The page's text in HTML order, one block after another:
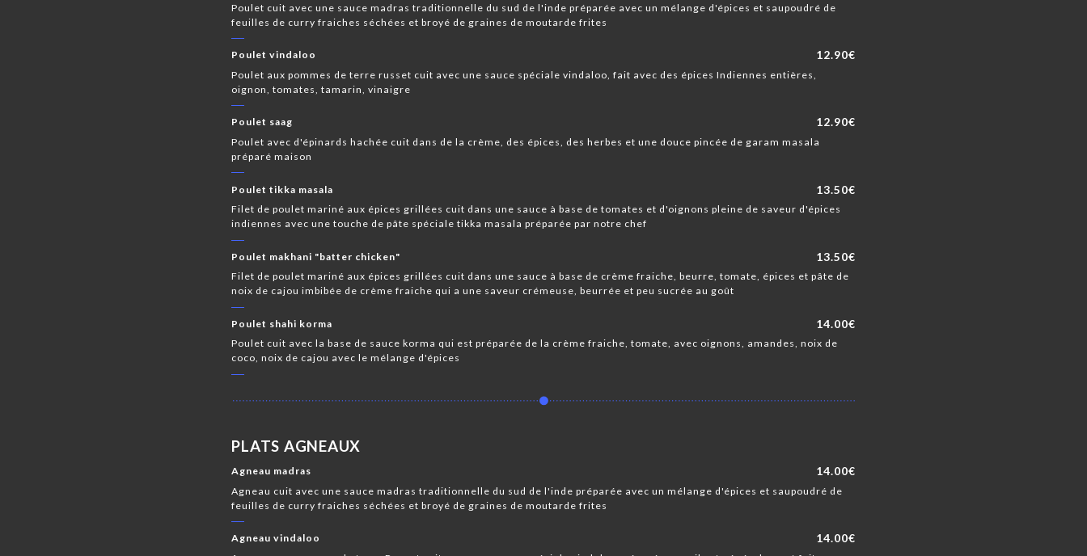
Poulet cuit avec une sauce madras traditionnelle du sud de l'inde préparée avec un mélange d'épices et saupoudré de
feuilles de curry fraiches séchées et broyé de graines de moutarde frites
Poulet vindaloo 12.90€
Poulet aux pommes de terre russet cuit avec une sauce spéciale vindaloo, fait avec des épices Indiennes entières,
oignon, tomates, tamarin, vinaigre
Poulet saag 12.90€
Poulet avec d'épinards hachée cuit dans de la crème, des épices, des herbes et une douce pincée de garam masala
préparé maison
Poulet tikka masala 13.50€
Filet de poulet mariné aux épices grillées cuit dans une sauce à base de tomates et d'oignons pleine de saveur d'épices
indiennes avec une touche de pâte spéciale tikka masala préparée par notre chef
Poulet makhani "batter chicken" 13.50€
Filet de poulet mariné aux épices grillées cuit dans une sauce à base de crème fraiche, beurre, tomate, épices et pâte de
noix de cajou imbibée de crème fraiche qui a une saveur crémeuse, beurrée et peu sucrée au goût
Poulet shahi korma 14.00€
Poulet cuit avec la base de sauce korma qui est préparée de la crème fraiche, tomate, avec oignons, amandes, noix de
coco, noix de cajou avec le mélange d'épices
PLATS AGNEAUX
Agneau madras 14.00€
Agneau cuit avec une sauce madras traditionnelle du sud de l'inde préparée avec un mélange d'épices et saupoudré de
feuilles de curry fraiches séchées et broyé de graines de moutarde frites
Agneau vindaloo 14.00€